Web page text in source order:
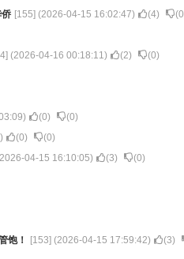
[155] (2026-04-15 16:02:47) (4) (0
] (2026-04-16 00:18:11) (2) (0)
) (0) (0)
) (0) (0)
2026-04-15 16:10:05) (3) (0)
饱！ [153] (2026-04-15 17:59:42) (3)